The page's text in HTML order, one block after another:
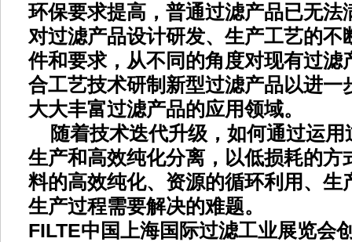
环保要求提高，普通过滤产品已无
对过滤产品设计研发、生产工艺的
件和要求，从不同的角度对现有过
合工艺技术研制新型过滤产品以进
大大丰富过滤产品的应用领域。
随着技术迭代升级，如何通过运
生产和高效纯化分离，以低损耗的
料的高效纯化、资源的循环利用、
生产过程需要解决的难题。
FILTE中国上海国际过滤工业展览会